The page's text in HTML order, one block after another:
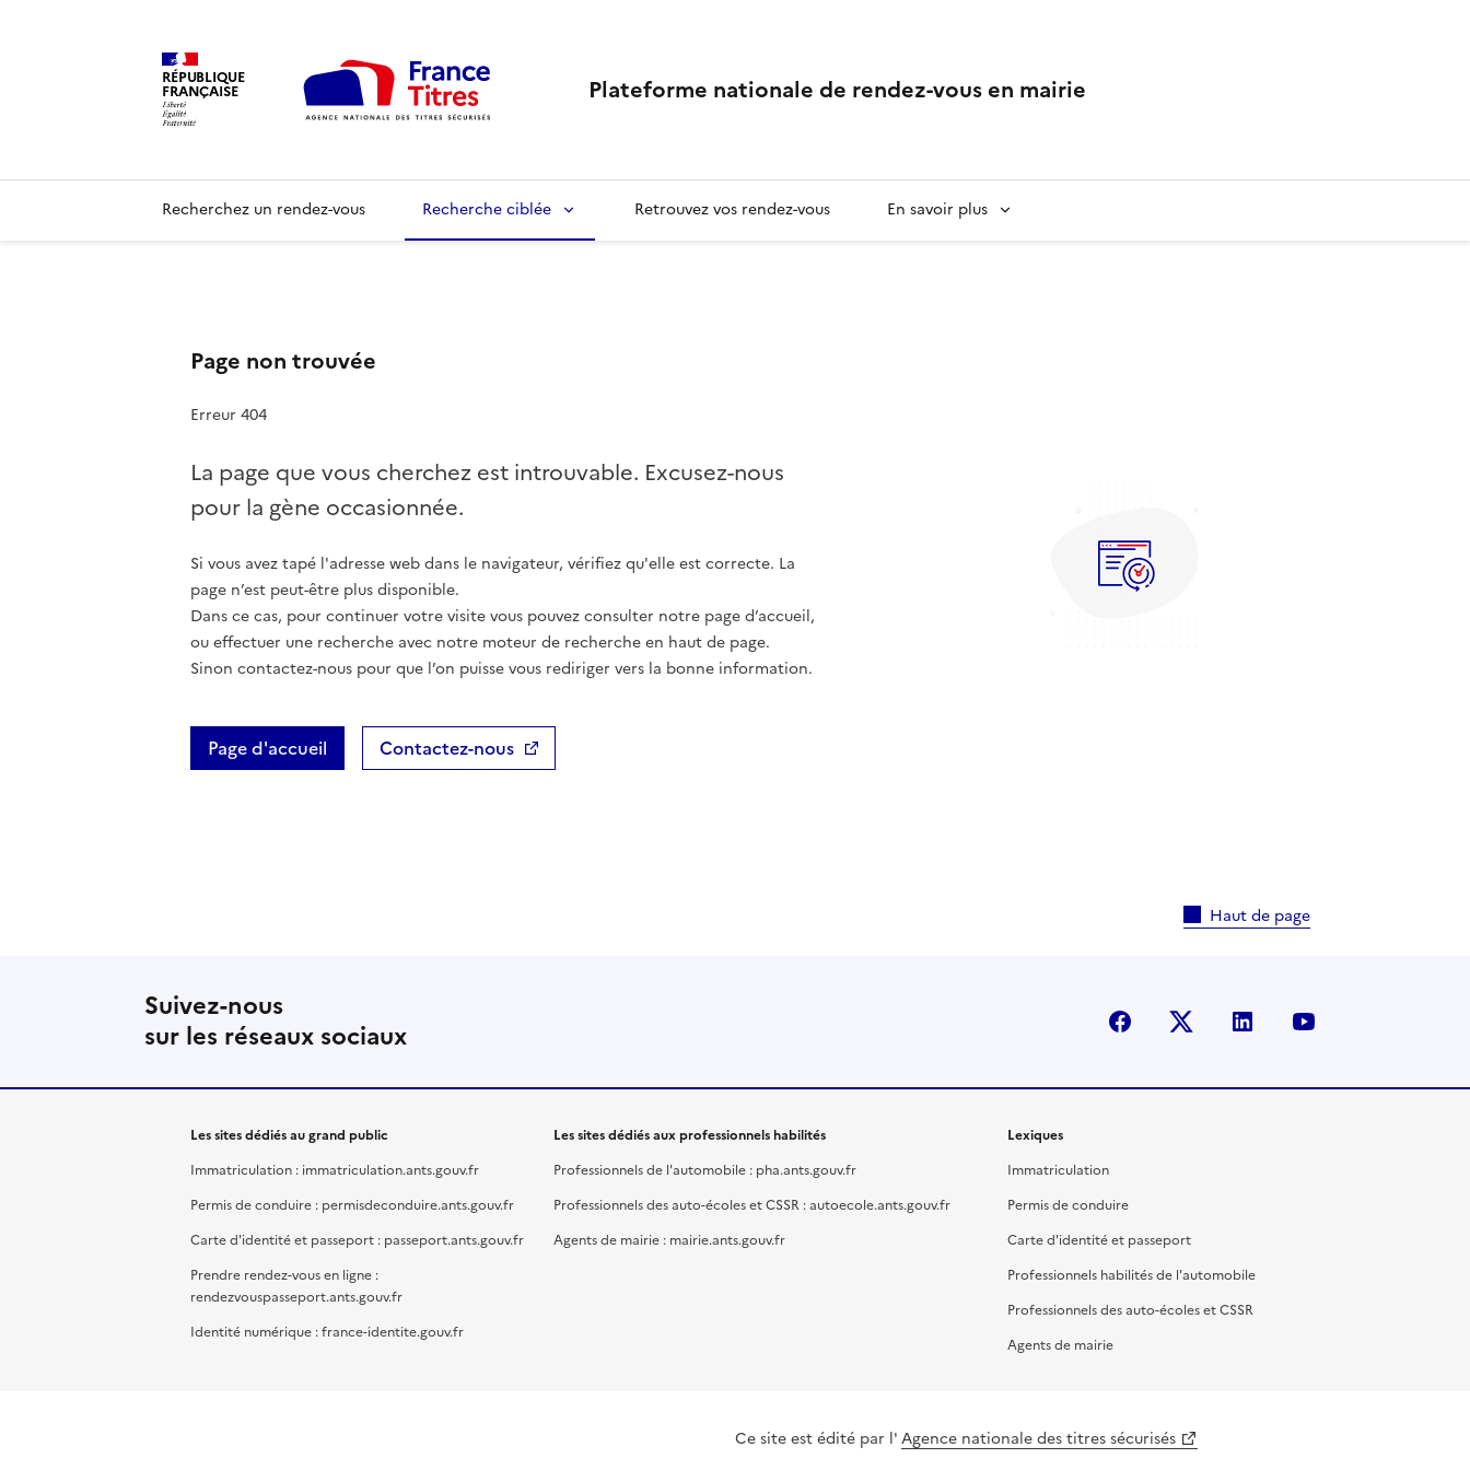
RÉPUBLIQUE
FRANÇAISE Plateforme nationale de rendez-vous en mairie
Recherchez un rendez-vous Recherche ciblée Retrouvez vos rendez-vous En savoir plus
Page non trouvée
Erreur 404
La page que vous cherchez est introuvable. Excusez-nous
pour la gène occasionnée.
Si vous avez tapé l'adresse web dans le navigateur, vérifiez qu'elle est correcte. La
page n’est peut-être plus disponible.
Dans ce cas, pour continuer votre visite vous pouvez consulter notre page d’accueil,
ou effectuer une recherche avec notre moteur de recherche en haut de page.
Sinon contactez-nous pour que l’on puisse vous rediriger vers la bonne information.
Page d'accueil Contactez-nous
Haut de page
Suivez-nous
sur les réseaux sociaux
facebook X (anciennement Twitter)
linkedin
Les sites dédiés au grand public
Immatriculation : immatriculation.ants.gouv.fr
Permis de conduire : permisdeconduire.ants.gouv.fr
Carte d'identité et passeport : passeport.ants.gouv.fr
Prendre rendez-vous en ligne :
rendezvouspasseport.ants.gouv.fr
Identité numérique : france-identite.gouv.fr
Les sites dédiés aux professionnels habilités
Professionnels de l'automobile : pha.ants.gouv.fr
Professionnels des auto-écoles et CSSR : autoecole.ants.gouv.fr
Agents de mairie : mairie.ants.gouv.fr
Lexiques
Immatriculation
Permis de conduire
Carte d'identité et passeport
Professionnels habilités de l'automobile
Professionnels des auto-écoles et CSSR
Agents de mairie
Ce site est édité par l'Agence nationale des titres sécurisés